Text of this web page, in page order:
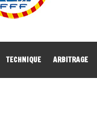
TECHNIQUE ARBITRAGE